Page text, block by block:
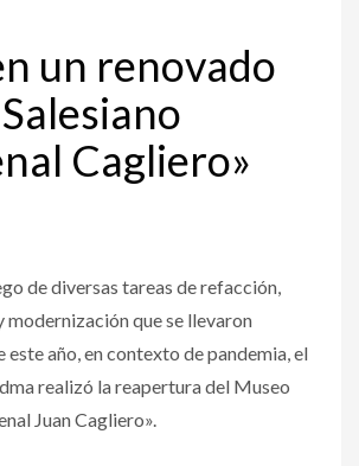
un renovado
Cagliero»
de diversas tareas de refacción,
modernización que se llevaron
este año, en contexto de pandemia, el
realizó la reapertura del Museo
Juan Cagliero».